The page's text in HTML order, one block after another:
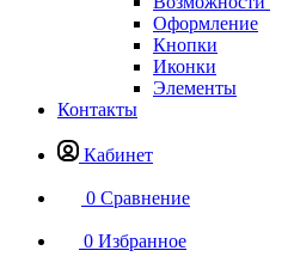
Оформление
Кнопки
Иконки
Элементы
Контакты
Кабинет
0 Сравнение
0 Избранное